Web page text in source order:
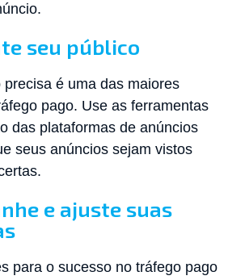
seu público
precisa é uma das maiores
pago. Use as ferramentas
das plataformas de anúncios
seus anúncios sejam vistos
e ajuste suas
para o sucesso no tráfego pago